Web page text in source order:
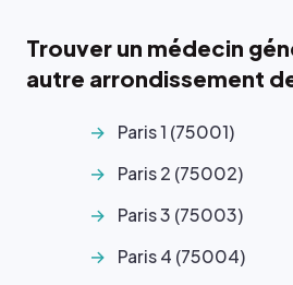
Trouver un médecin
autre arrondissement
Paris 1 (75001)
Paris 2 (75002)
Paris 3 (75003)
Paris 4 (75004)